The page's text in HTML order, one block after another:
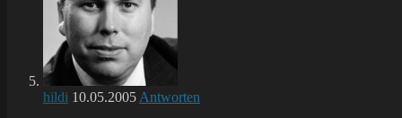
hildi 10.05.2005 Antworten